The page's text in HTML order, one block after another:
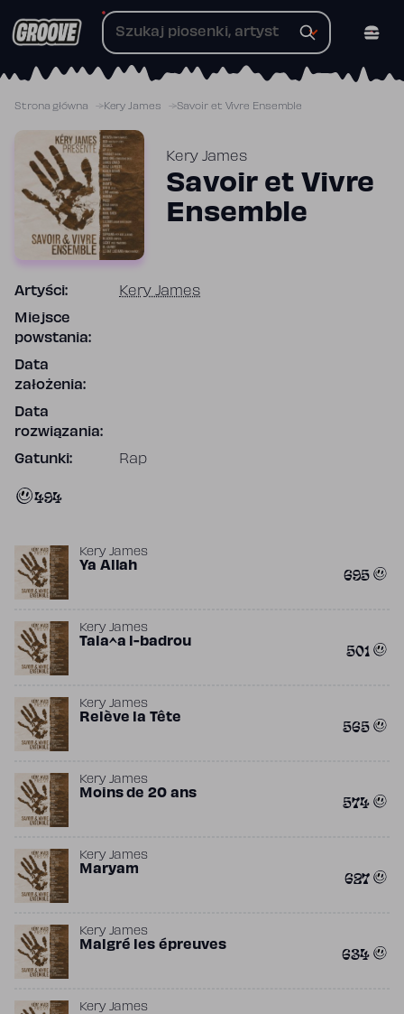
do
Strona główna Kery James Savoir et Vivre Ensemble
Kery James
Savoir et Vivre
Ensemble
Artyści: Kery James
Miejsce
powstania:
Data
założenia:
Data
rozwiązania:
Gatunki: Rap
494
Kery James
Ya Allah 695
Kery James
Tala^a l-badrou 501
Kery James
Relève la Tête 565
Kery James
Moins de 20 ans 574
Kery James
Maryam 627
Kery James
Malgré les épreuves 634
Kery James